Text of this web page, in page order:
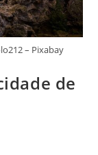
– Pixabay
de